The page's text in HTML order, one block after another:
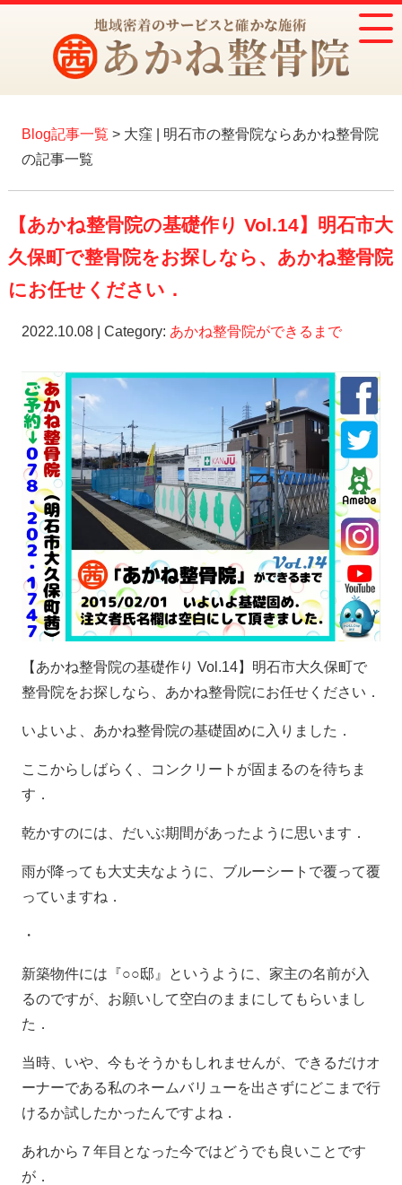
Blog記事一覧 > 大窪 | 明石市の整骨院ならあかね整骨院
の記事一覧
【あかね整骨院の基礎作り Vol.14】明石市大
久保町で整骨院をお探しなら、あかね整骨院
にお任せください．
2022.10.08 | Category: あかね整骨院ができるまで
【あかね整骨院の基礎作り Vol.14】明石市大久保町で
整骨院をお探しなら、あかね整骨院にお任せください．
いよいよ、あかね整骨院の基礎固めに入りました．
ここからしばらく、コンクリートが固まるのを待ちま
す．
乾かすのには、だいぶ期間があったように思います．
雨が降っても大丈夫なように、ブルーシートで覆って覆
っていますね．
・
新築物件には『○○邸』というように、家主の名前が入
るのですが、お願いして空白のままにしてもらいまし
た．
当時、いや、今もそうかもしれませんが、できるだけオ
ーナーである私のネームバリューを出さずにどこまで行
けるか試したかったんですよね．
あれから７年目となった今ではどうでも良いことです
が．